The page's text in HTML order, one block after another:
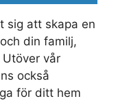
sig att skapa en
din familj,
vår
också
för ditt hem